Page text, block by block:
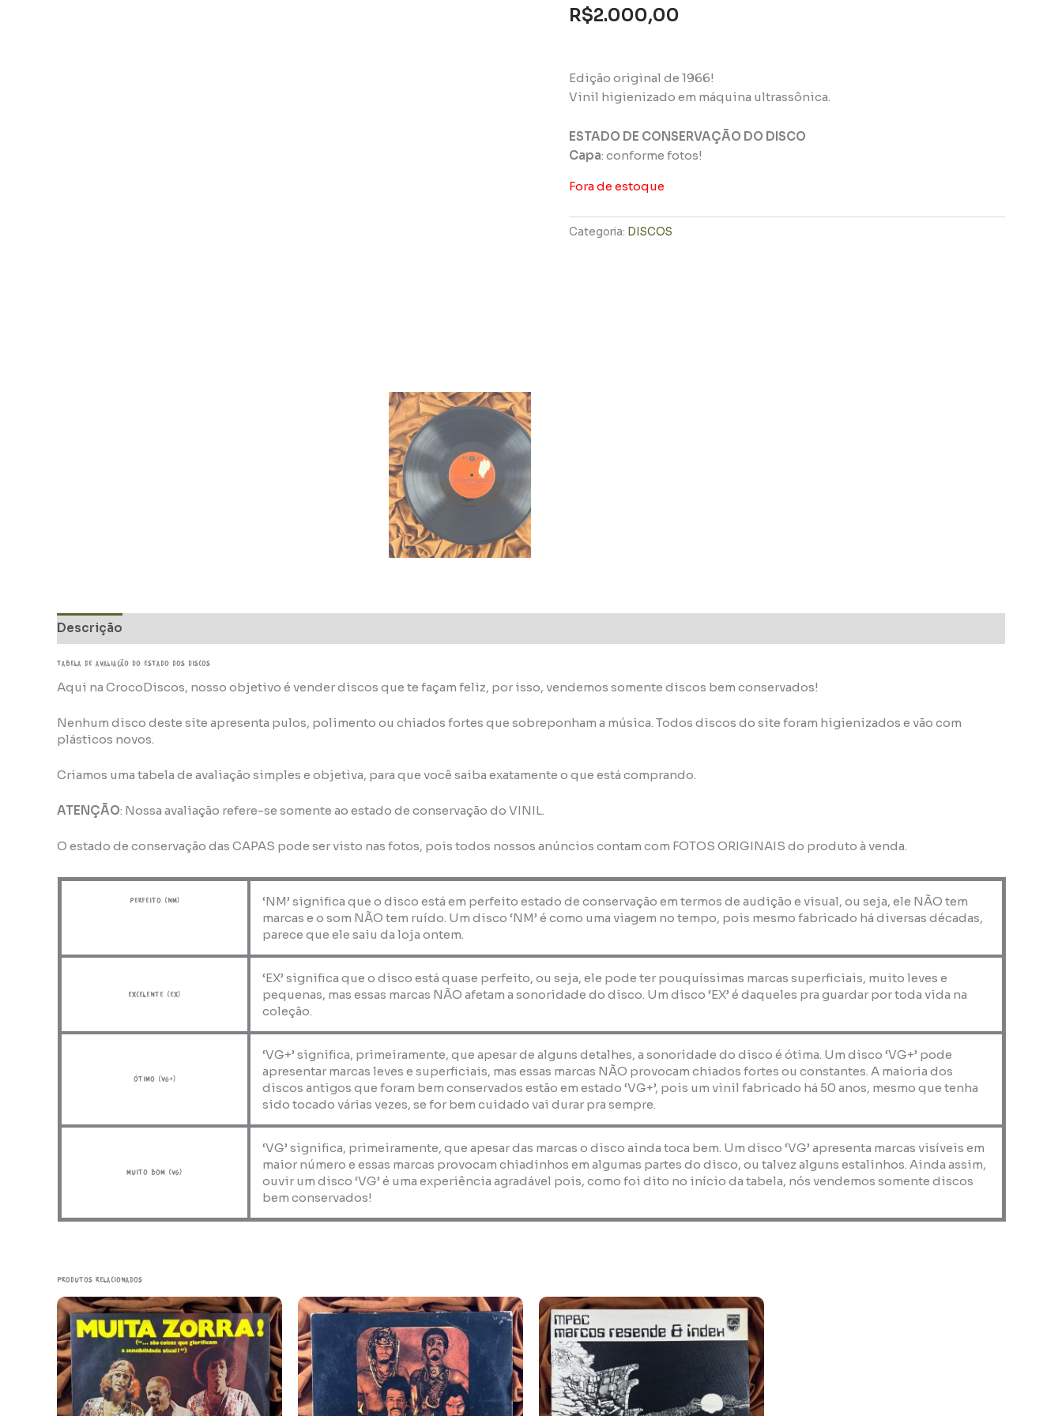
R$2.000,00
Edição original de 1966!
Vinil higienizado em máquina ultrassônica.
ESTADO DE CONSERVAÇÃO DO DISCO
Capa: conforme fotos!
Fora de estoque
Categoria: DISCOS
Descrição
TABELA DE AVALIAÇÃo do estado dos discos
Aqui na CrocoDiscos, nosso objetivo é vender discos que te façam feliz, por isso, vendemos somente discos bem conservados!
Nenhum disco deste site apresenta pulos, polimento ou chiados fortes que sobreponham a música. Todos discos do site foram higienizados e vão com
plásticos novos.
Criamos uma tabela de avaliação simples e objetiva, para que você saiba exatamente o que está comprando.
ATENÇÃO: Nossa avaliação refere-se somente ao estado de conservação do VINIL.
O estado de conservação das CAPAS pode ser visto nas fotos, pois todos nossos anúncios contam com FOTOS ORIGINAIS do produto à venda.
perfeito (NM)
‘NM’ significa que o disco está em perfeito estado de conservação em termos de audição e visual, ou seja, ele NÃO tem
marcas e o som NÃO tem ruído. Um disco ‘NM’ é como uma viagem no tempo, pois mesmo fabricado há diversas décadas,
parece que ele saiu da loja ontem.
Excelente (EX)
‘EX’ significa que o disco está quase perfeito, ou seja, ele pode ter pouquíssimas marcas superficiais, muito leves e
pequenas, mas essas marcas NÃO afetam a sonoridade do disco. Um disco ‘EX’ é daqueles pra guardar por toda vida na
coleção.
ótimo (VG+)
‘VG+’ significa, primeiramente, que apesar de alguns detalhes, a sonoridade do disco é ótima. Um disco ‘VG+’ pode
apresentar marcas leves e superficiais, mas essas marcas NÃO provocam chiados fortes ou constantes. A maioria dos
discos antigos que foram bem conservados estão em estado ‘VG+’, pois um vinil fabricado há 50 anos, mesmo que tenha
sido tocado várias vezes, se for bem cuidado vai durar pra sempre.
muito bom (VG)
‘VG’ significa, primeiramente, que apesar das marcas o disco ainda toca bem. Um disco ‘VG’ apresenta marcas visíveis em
maior número e essas marcas provocam chiadinhos em algumas partes do disco, ou talvez alguns estalinhos. Ainda assim,
ouvir um disco ‘VG’ é uma experiência agradável pois, como foi dito no início da tabela, nós vendemos somente discos
bem conservados!
Produtos relacionados